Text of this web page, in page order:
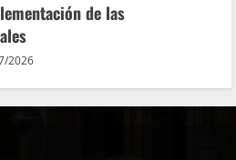
de las
2026